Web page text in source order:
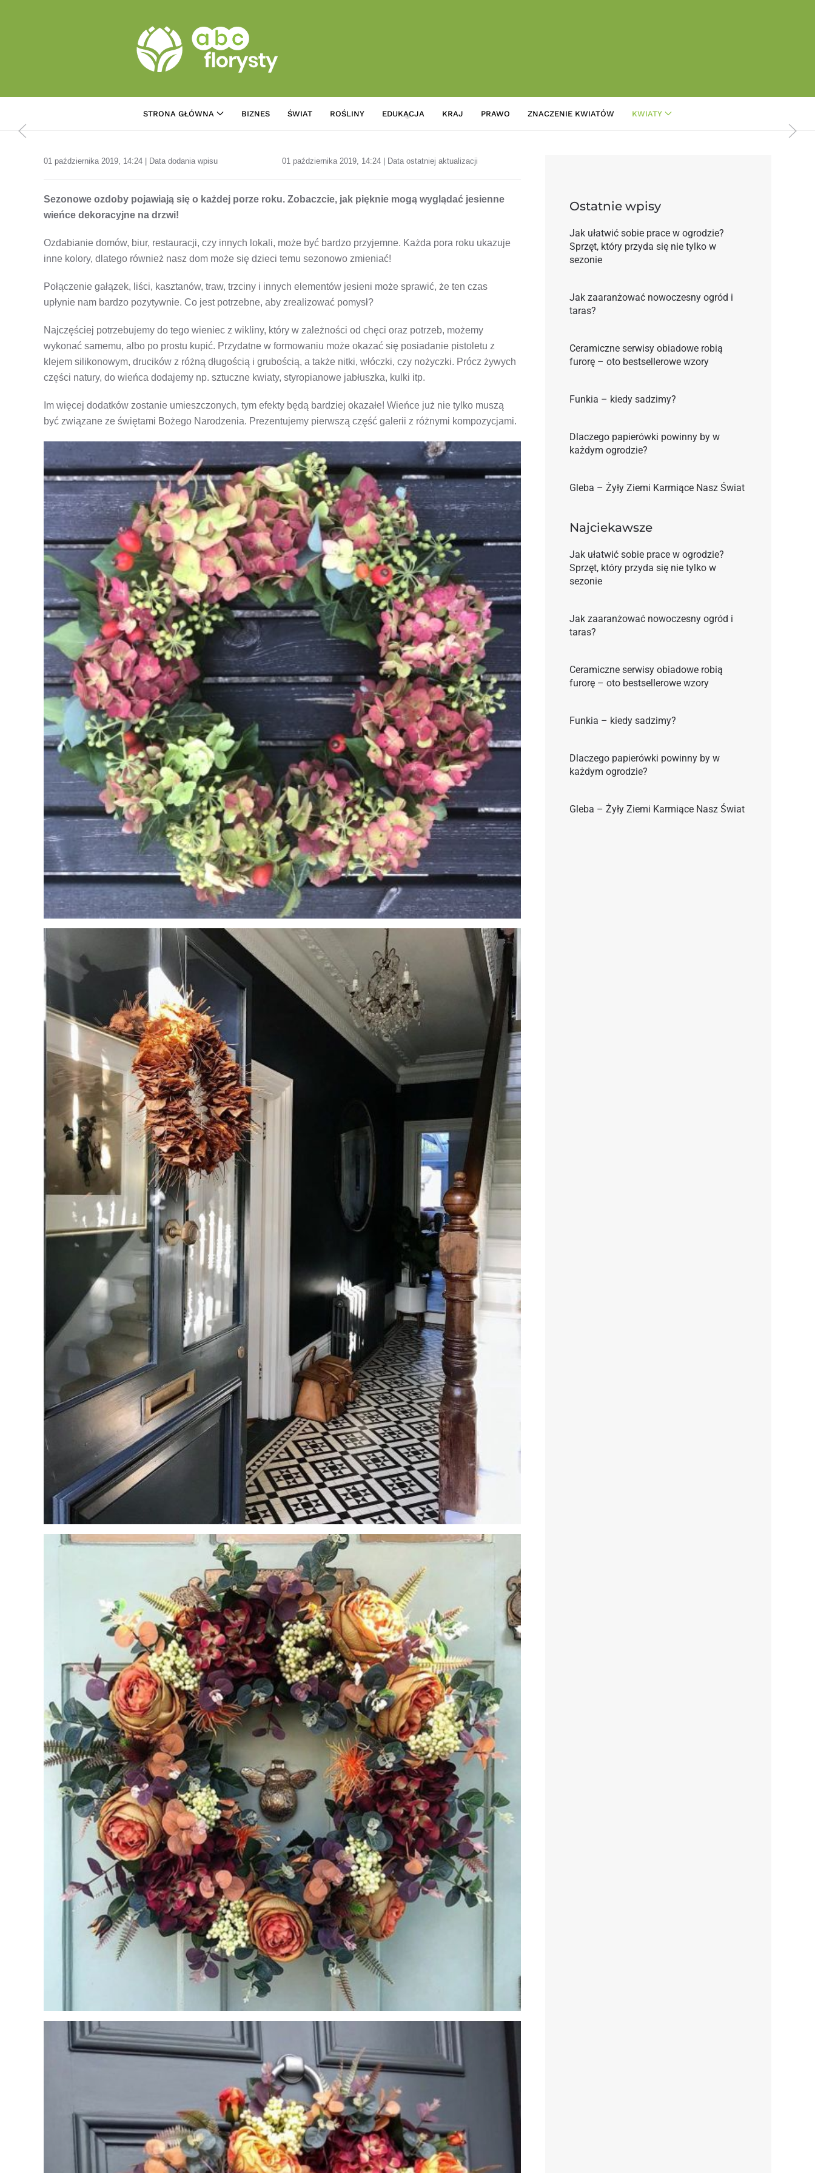
STRONA GŁÓWNA BIZNES ŚWIAT ROŚLINY EDUKACJA KRAJ PRAWO ZNACZENIE KWIATÓW KWIATY
01 października 2019, 14:24 | Data dodania wpisu 01 października 2019, 14:24 | Data ostatniej aktualizacji
Sezonowe ozdoby pojawiają się o każdej porze roku. Zobaczcie, jak pięknie mogą wyglądać jesienne
wieńce dekoracyjne na drzwi!
Ozdabianie domów, biur, restauracji, czy innych lokali, może być bardzo przyjemne. Każda pora roku ukazuje
inne kolory, dlatego również nasz dom może się dzieci temu sezonowo zmieniać!
Połączenie gałązek, liści, kasztanów, traw, trzciny i innych elementów jesieni może sprawić, że ten czas
upłynie nam bardzo pozytywnie. Co jest potrzebne, aby zrealizować pomysł?
Najczęściej potrzebujemy do tego wieniec z wikliny, który w zależności od chęci oraz potrzeb, możemy
wykonać samemu, albo po prostu kupić. Przydatne w formowaniu może okazać się posiadanie pistoletu z
klejem silikonowym, drucików z różną długością i grubością, a także nitki, włóczki, czy nożyczki. Prócz żywych
części natury, do wieńca dodajemy np. sztuczne kwiaty, styropianowe jabłuszka, kulki itp.
Im więcej dodatków zostanie umieszczonych, tym efekty będą bardziej okazałe! Wieńce już nie tylko muszą
być związane ze świętami Bożego Narodzenia. Prezentujemy pierwszą część galerii z różnymi kompozycjami.
Ostatnie wpisy
Jak ułatwić sobie prace w ogrodzie?
Sprzęt, który przyda się nie tylko w
sezonie
Jak zaaranżować nowoczesny ogród i
taras?
Ceramiczne serwisy obiadowe robią
furorę – oto bestsellerowe wzory
Funkia – kiedy sadzimy?
Dlaczego papierówki powinny by w
każdym ogrodzie?
Gleba – Żyły Ziemi Karmiące Nasz Świat
Najciekawsze
Jak ułatwić sobie prace w ogrodzie?
Sprzęt, który przyda się nie tylko w
sezonie
Jak zaaranżować nowoczesny ogród i
taras?
Ceramiczne serwisy obiadowe robią
furorę – oto bestsellerowe wzory
Funkia – kiedy sadzimy?
Dlaczego papierówki powinny by w
każdym ogrodzie?
Gleba – Żyły Ziemi Karmiące Nasz Świat